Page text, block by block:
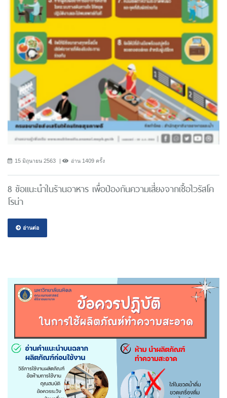
15 มิถุนายน 2563 อ่าน 1409 ครั้ง
8 ข้อแนะนำในร้านอาหาร เพื่อป้องกันความเสี่ยงจากเชื้อไวรัสโค
โรน่า
อ่านต่อ